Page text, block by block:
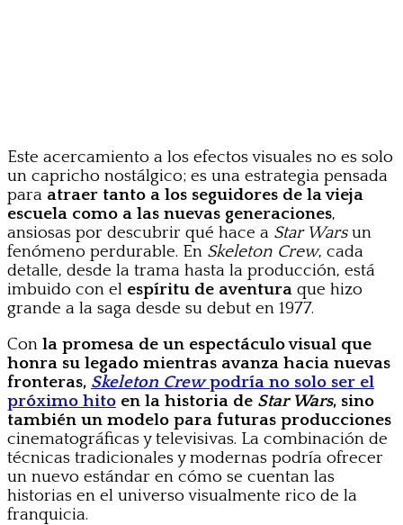
Este acercamiento a los efectos visuales no es solo
un capricho nostálgico; es una estrategia pensada
para atraer tanto a los seguidores de la vieja
escuela como a las nuevas generaciones,
ansiosas por descubrir qué hace a Star Warsun
fenómeno perdurable. En Skeleton Crew, cada
detalle, desde la trama hasta la producción, está
imbuido con el espíritu de aventura que hizo
grande a la saga desde su debut en 1977.
Con la promesa de un espectáculo visual que
honra su legado mientras avanza hacia nuevas
fronteras, Skeleton Crewpodría no solo ser el
próximo hito en la historia de Star Wars, sino
también un modelo para futuras producciones
cinematográficas y televisivas. La combinación de
técnicas tradicionales y modernas podría ofrecer
un nuevo estándar en cómo se cuentan las
historias en el universo visualmente rico de la
franquicia.